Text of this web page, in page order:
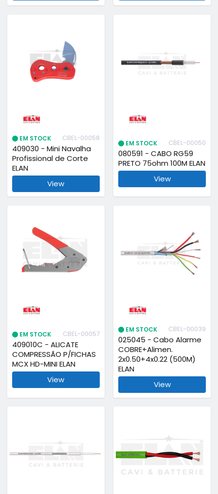
EM STOCK CBEL-00058
409030 - Mini Navalha
Profissional de Corte
ELAN
View
EM STOCK CBEL-00050
080591 - CABO RG59
PRETO 75ohm 100M ELAN
View
EM STOCK CBEL-00057
409010C - ALICATE
COMPRESSÃO P/FICHAS
MCX HD-MINI ELAN
View
EM STOCK CBEL-00039
025045 - Cabo Alarme
COBRE+Alimen.
2x0.50+4x0.22 (500M)
ELAN
View